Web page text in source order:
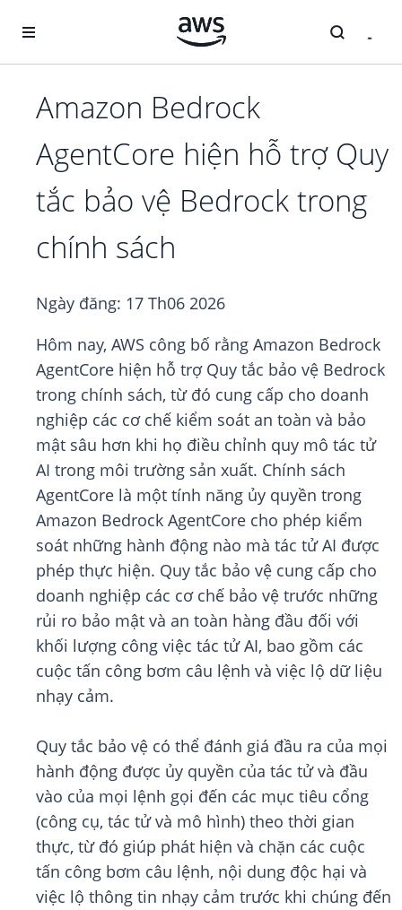
Amazon Bedrock
AgentCore hiện hỗ trợ Quy
tắc bảo vệ Bedrock trong
chính sách
Ngày đăng: 17 Th06 2026
Hôm nay, AWS công bố rằng Amazon Bedrock
AgentCore hiện hỗ trợ Quy tắc bảo vệ Bedrock
trong chính sách, từ đó cung cấp cho doanh
nghiệp các cơ chế kiểm soát an toàn và bảo
mật sâu hơn khi họ điều chỉnh quy mô tác tử
AI trong môi trường sản xuất. Chính sách
AgentCore là một tính năng ủy quyền trong
Amazon Bedrock AgentCore cho phép kiểm
soát những hành động nào mà tác tử AI được
phép thực hiện. Quy tắc bảo vệ cung cấp cho
doanh nghiệp các cơ chế bảo vệ trước những
rủi ro bảo mật và an toàn hàng đầu đối với
khối lượng công việc tác tử AI, bao gồm các
cuộc tấn công bơm câu lệnh và việc lộ dữ liệu
nhạy cảm.
Quy tắc bảo vệ có thể đánh giá đầu ra của mọi
hành động được ủy quyền của tác tử và đầu
vào của mọi lệnh gọi đến các mục tiêu cổng
(công cụ, tác tử và mô hình) theo thời gian
thực, từ đó giúp phát hiện và chặn các cuộc
tấn công bơm câu lệnh, nội dung độc hại và
việc lộ thông tin nhạy cảm trước khi chúng đến